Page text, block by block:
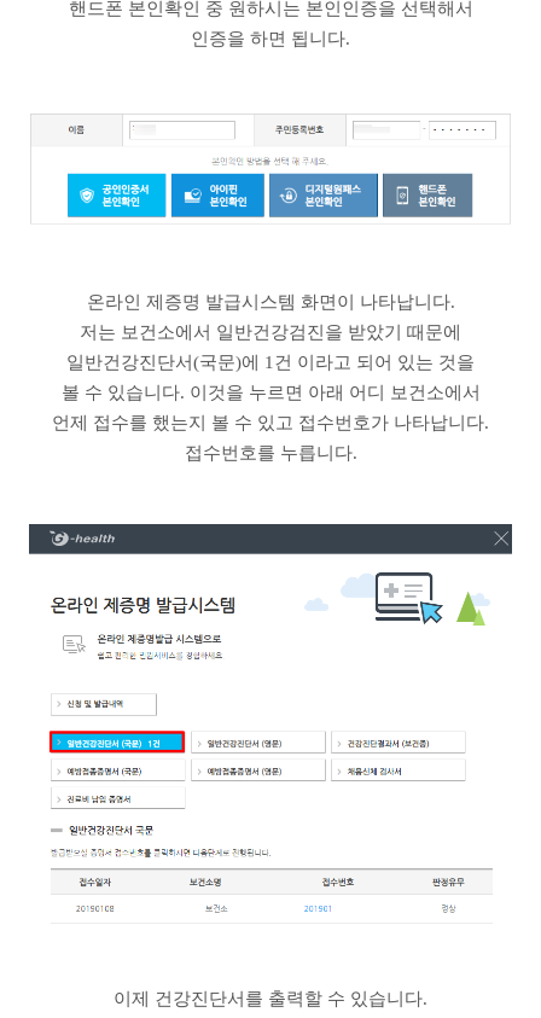
핸드폰 본인확인 중 원하시는 본인인증을 선택해서
인증을 하면 됩니다.
온라인 제증명 발급시스템 화면이 나타납니다.
저는 보건소에서 일반건강검진을 받았기 때문에
일반건강진단서(국문)에 1건 이라고 되어 있는 것을
볼 수 있습니다. 이것을 누르면 아래 어디 보건소에서
언제 접수를 했는지 볼 수 있고 접수번호가 나타납니다.
접수번호를 누릅니다.
이제 건강진단서를 출력할 수 있습니다.